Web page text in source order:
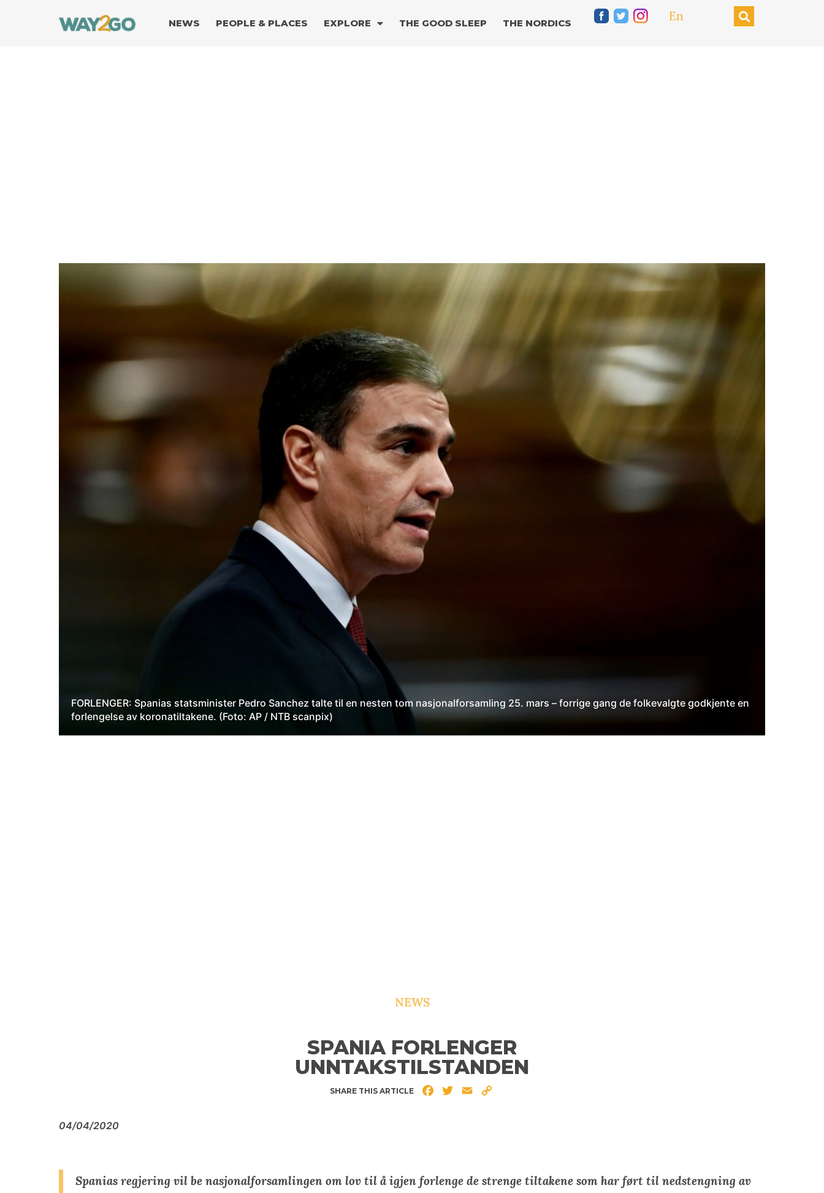
NEWS PEOPLE & PLACES EXPLORE THE GOOD SLEEP THE NORDICS En
FORLENGER: Spanias statsminister Pedro Sanchez talte til en nesten tom nasjonalforsamling 25. mars – forrige gang de folkevalgte godkjente en
forlengelse av koronatiltakene. (Foto: AP / NTB scanpix)
NEWS
SPANIA FORLENGER
UNNTAKSTILSTANDEN
SHARE THIS ARTICLE FacebookTwitterEmail
04/04/2020
Spanias regjering vil be nasjonalforsamlingen om lov til å igjen forlenge de strenge tiltakene som har ført til nedstengning av